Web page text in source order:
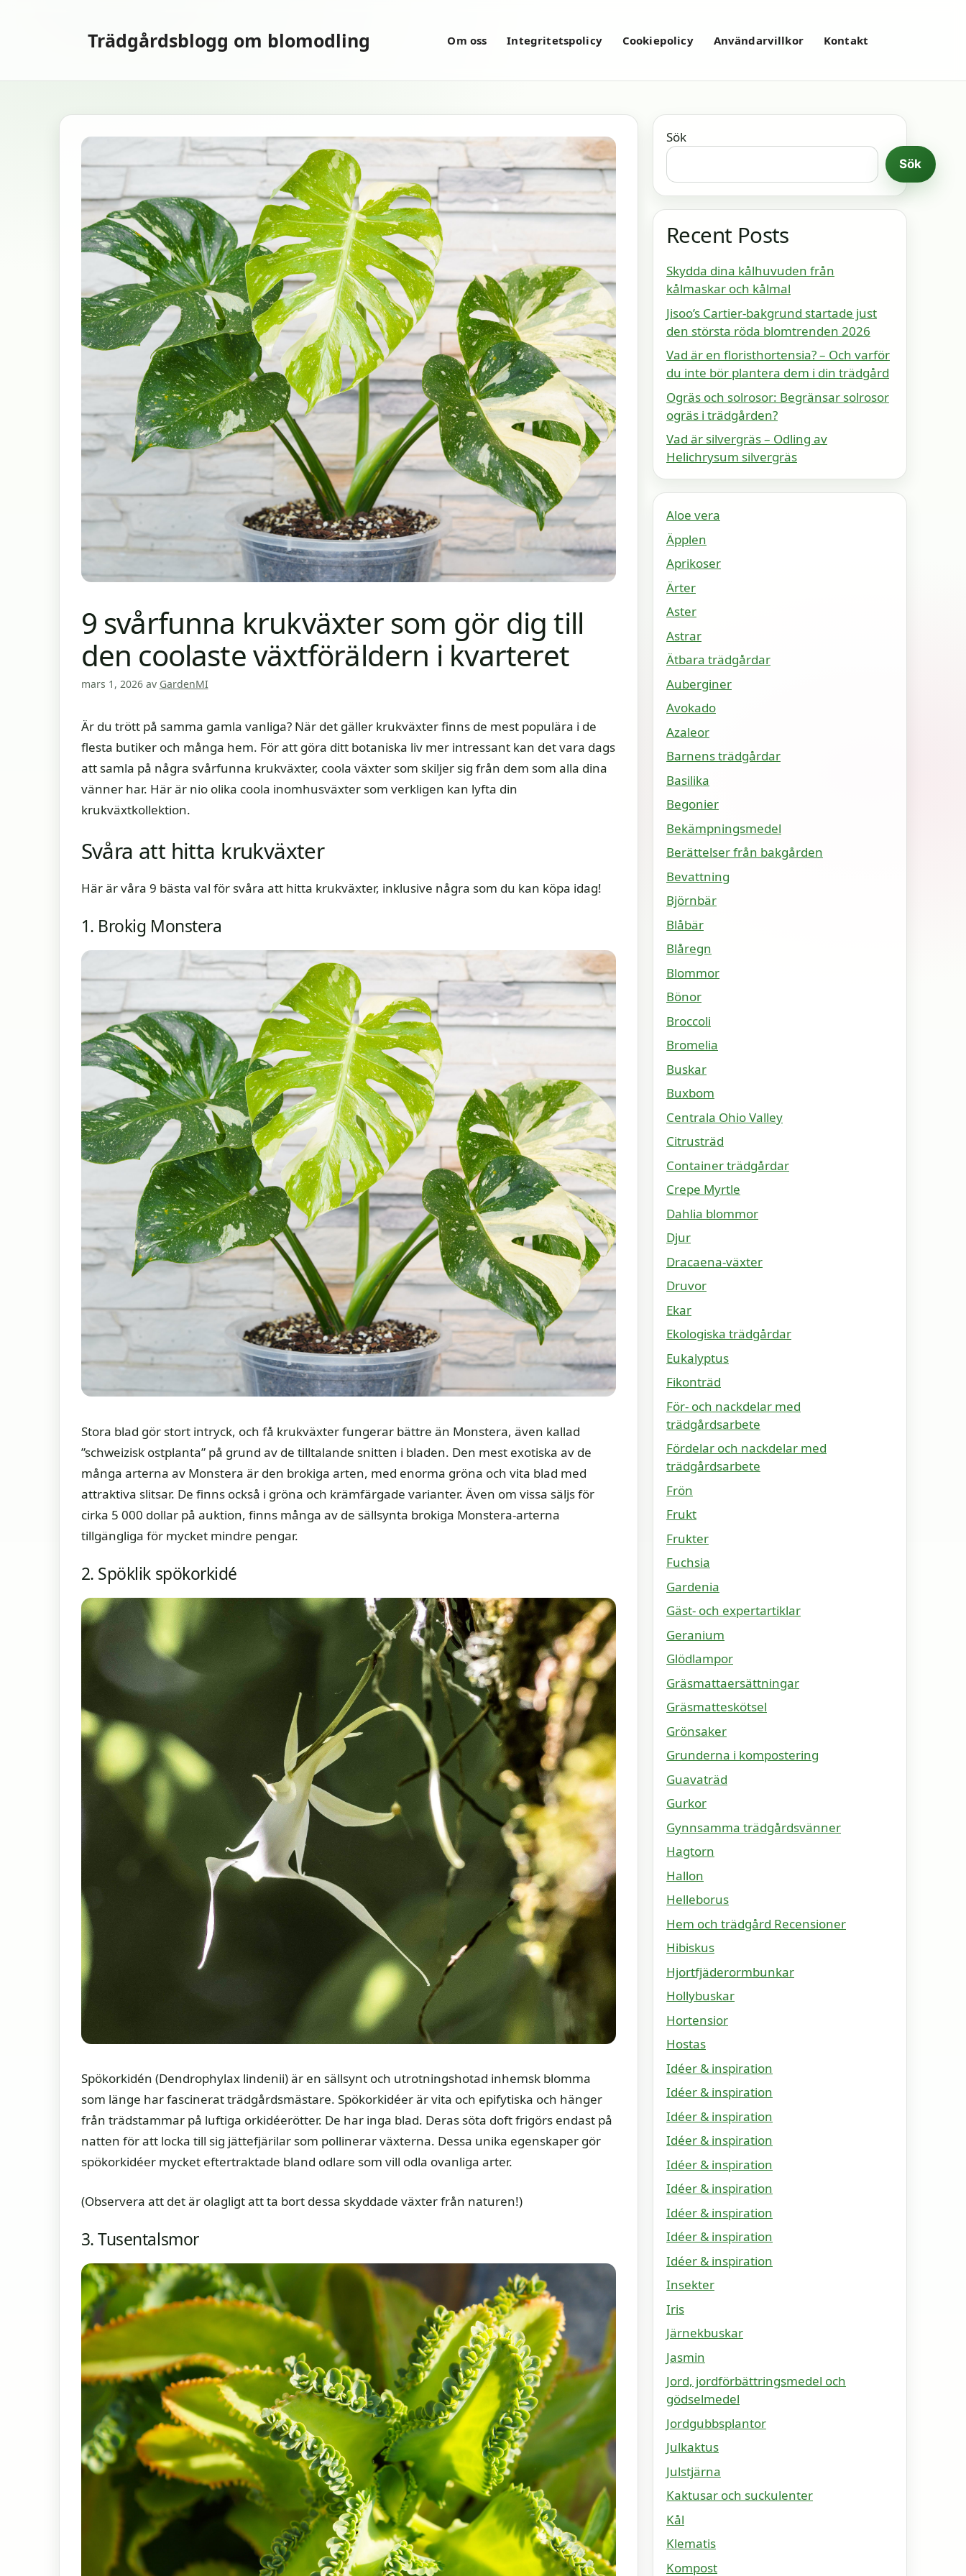
Trädgårdsblogg om blomodling Om oss Integritetspolicy Cookiepolicy Användarvillkor Kontakt
9 svårfunna krukväxter som gör dig till
den coolaste växtföräldern i kvarteret
mars 1, 2026 av GardenMI
Är du trött på samma gamla vanliga? När det gäller krukväxter finns de mest populära i de
flesta butiker och många hem. För att göra ditt botaniska liv mer intressant kan det vara dags
att samla på några svårfunna krukväxter, coola växter som skiljer sig från dem som alla dina
vänner har. Här är nio olika coola inomhusväxter som verkligen kan lyfta din
krukväxtkollektion.
Svåra att hitta krukväxter
Här är våra 9 bästa val för svåra att hitta krukväxter, inklusive några som du kan köpa idag!
1. Brokig Monstera
Stora blad gör stort intryck, och få krukväxter fungerar bättre än Monstera, även kallad
”schweizisk ostplanta” på grund av de tilltalande snitten i bladen. Den mest exotiska av de
många arterna av Monstera är den brokiga arten, med enorma gröna och vita blad med
attraktiva slitsar. De finns också i gröna och krämfärgade varianter. Även om vissa säljs för
cirka 5 000 dollar på auktion, finns många av de sällsynta brokiga Monstera-arterna
tillgängliga för mycket mindre pengar.
2. Spöklik spökorkidé
Spökorkidén (Dendrophylax lindenii) är en sällsynt och utrotningshotad inhemsk blomma
som länge har fascinerat trädgårdsmästare. Spökorkidéer är vita och epifytiska och hänger
från trädstammar på luftiga orkidéerötter. De har inga blad. Deras söta doft frigörs endast på
natten för att locka till sig jättefjärilar som pollinerar växterna. Dessa unika egenskaper gör
spökorkidéer mycket eftertraktade bland odlare som vill odla ovanliga arter.
(Observera att det är olagligt att ta bort dessa skyddade växter från naturen!)
3. Tusentalsmor
Sök
Sök
Recent Posts
Skydda dina kålhuvuden från
kålmaskar och kålmal
Jisoo’s Cartier-bakgrund startade just
den största röda blomtrenden 2026
Vad är en floristhortensia? – Och varför
du inte bör plantera dem i din trädgård
Ogräs och solrosor: Begränsar solrosor
ogräs i trädgården?
Vad är silvergräs – Odling av
Helichrysum silvergräs
Aloe vera
Äpplen
Aprikoser
Ärter
Aster
Astrar
Ätbara trädgårdar
Auberginer
Avokado
Azaleor
Barnens trädgårdar
Basilika
Begonier
Bekämpningsmedel
Berättelser från bakgården
Bevattning
Björnbär
Blåbär
Blåregn
Blommor
Bönor
Broccoli
Bromelia
Buskar
Buxbom
Centrala Ohio Valley
Citrusträd
Container trädgårdar
Crepe Myrtle
Dahlia blommor
Djur
Dracaena-växter
Druvor
Ekar
Ekologiska trädgårdar
Eukalyptus
Fikonträd
För- och nackdelar med
trädgårdsarbete
Fördelar och nackdelar med
trädgårdsarbete
Frön
Frukt
Frukter
Fuchsia
Gardenia
Gäst- och expertartiklar
Geranium
Glödlampor
Gräsmattaersättningar
Gräsmatteskötsel
Grönsaker
Grunderna i kompostering
Guavaträd
Gurkor
Gynnsamma trädgårdsvänner
Hagtorn
Hallon
Helleborus
Hem och trädgård Recensioner
Hibiskus
Hjortfjäderormbunkar
Hollybuskar
Hortensior
Hostas
Idéer & inspiration
Idéer & inspiration
Idéer & inspiration
Idéer & inspiration
Idéer & inspiration
Idéer & inspiration
Idéer & inspiration
Idéer & inspiration
Idéer & inspiration
Insekter
Iris
Järnekbuskar
Jasmin
Jord, jordförbättringsmedel och
gödselmedel
Jordgubbsplantor
Julkaktus
Julstjärna
Kaktusar och suckulenter
Kål
Klematis
Kompost